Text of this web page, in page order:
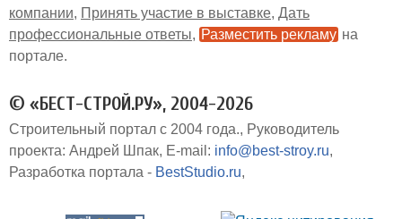
компании
Принять участие в выставке Дать
профессиональные ответы
Разместить рекламу на
портале
© «БЕСТ-СТРОЙ.РУ», 2004-2026
Строительный портал с 2004 года.
Руководитель
проекта: Андрей Шпак E-mail: info@best-stroy.ru
Разработка портала - BestStudio.ru